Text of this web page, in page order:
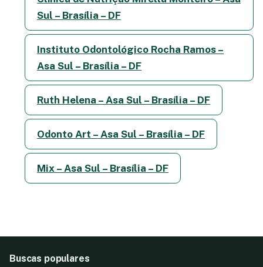
Sul – Brasília – DF
Instituto Odontológico Rocha Ramos –
Asa Sul – Brasília – DF
Ruth Helena – Asa Sul – Brasília – DF
Odonto Art – Asa Sul – Brasília – DF
Mix – Asa Sul – Brasília – DF
Buscas populares